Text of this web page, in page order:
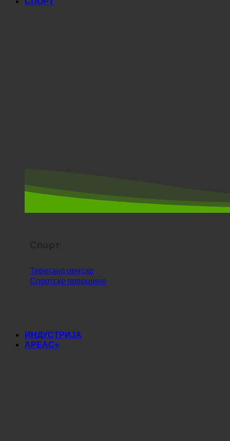
СПОРТ
Теретана центар
Спортске површине
ИНДУСТРИЈА
АРЕАС+